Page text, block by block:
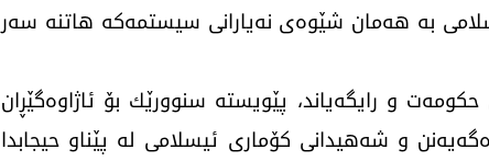
به‌ هه‌مان شێوه‌ی نه‌یارانی سیستمه‌كه‌ هاتنه‌ سه‌ر
حكومه‌ت و رایگه‌یاند، پێویسته‌ سنوورێك بۆ ئاژاوه‌گێڕان
و شه‌هیدانی كۆماری ئیسلامی له‌ پێناو حیجابدا